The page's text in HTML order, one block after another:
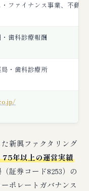
ファイナンス事業、不動
歯科診療報酬
・歯科診療所
新興ファクタリング
75年以上の運営実績
証券コード8253）の
ポレートガバナンス